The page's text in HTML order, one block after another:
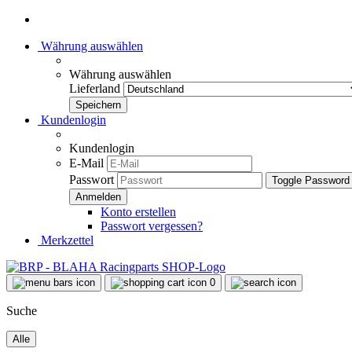
Währung auswählen
Währung auswählen
Lieferland
Kundenlogin
Kundenlogin
E-Mail
Passwort
Toggle
Konto erstellen
Passwort vergessen?
Merkzettel
0
Suche
Alle